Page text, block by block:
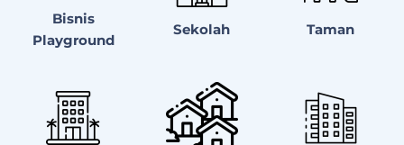
Bisnis
Playground
Sekolah Taman